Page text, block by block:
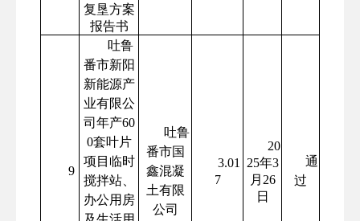
复垦方案
报告书
9
吐鲁
番市新阳
新能源产
业有限公
司年产60
0套叶片
项目临时
搅拌站、
办公用房
吐鲁
番市国
鑫混凝
土有限
公司
3.01
7
20
25年3
月26
日
通
过